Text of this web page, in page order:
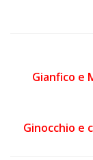
Gianfico e
Ginocchio e